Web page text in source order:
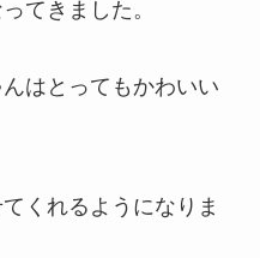
てきました。
はとってもかわいい
くれるようになりま